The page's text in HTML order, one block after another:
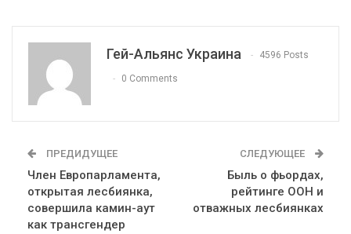
Гей-Альянс Украина 4596 Posts
0 Comments
ПРЕДИДУЩЕЕ
Член Европарламента,
открытая лесбиянка,
совершила камин-аут
как трансгендер
СЛЕДУЮЩЕЕ
Быль о фьордах,
рейтинге ООН и
отважных лесбиянках